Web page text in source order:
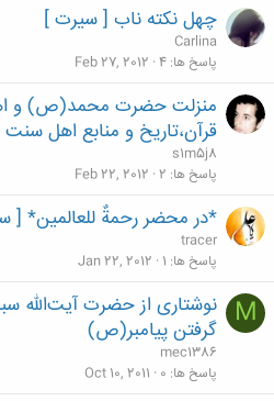
چهل نکته ناب [ سیرت ]
Carlina
پاسخ ها 4
Feb 27, 2012
منزلت حضرت محمد(ص) و
قرآن،تاريخ و منابع اهل
s1m5j8
پاسخ ها 2
Feb 22, 2012
*در محضر رحمةٌ للعالمین* [
tracer
پاسخ ها 1
Jan 22, 2012
M
نوشتاری از حضرت آیت‌الله
گرفتن پیامبر(ص)
mec1386
پاسخ ها 0
Oct 10, 2011